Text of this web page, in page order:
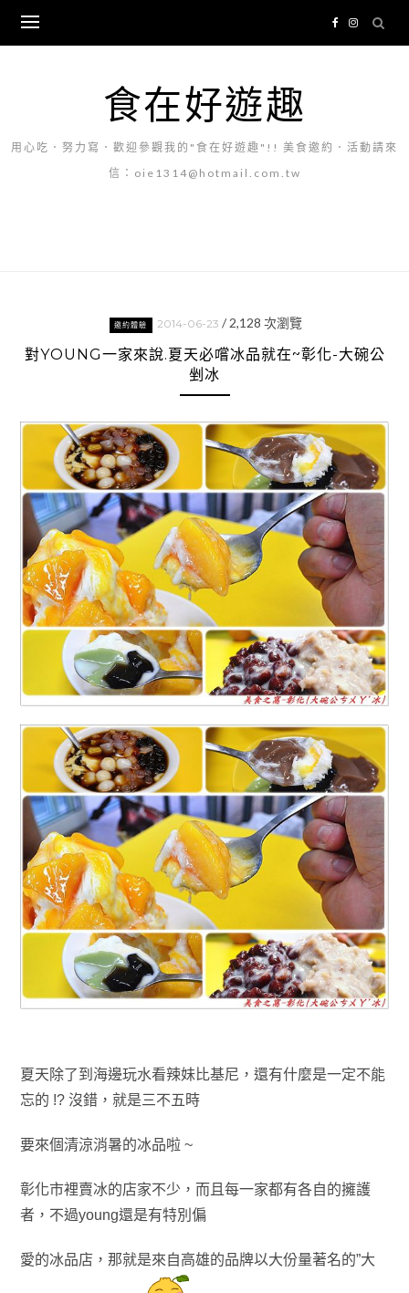
content
食在好遊趣
用心吃．努力寫．歡迎參觀我的"食在好遊趣"!! 美食邀約．活動請來
信：oie1314@hotmail.com.tw
邀約體驗 2014-06-23 / 2,128 次瀏覽
對YOUNG一家來說.夏天必嚐冰品就在~彰化-大碗公
剉冰
夏天除了到海邊玩水看辣妹比基尼，還有什麼是一定不能
忘的 !? 沒錯， 就是三不五時
要來個清涼消暑的冰品啦 ~
彰化市裡賣冰的店家不少 ，而且每一家都有各自的擁護
者， 不過young還是有特別偏
愛的冰品店 ，那就是來自高雄的品牌以大份量著名的”大